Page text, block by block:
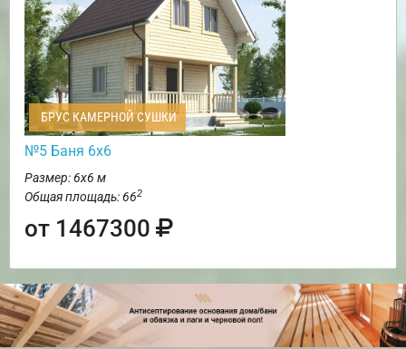
БРУС КАМЕРНОЙ СУШКИ
№5 Баня 6х6
Размер: 6х6 м
Общая площадь: 662
от 1467300